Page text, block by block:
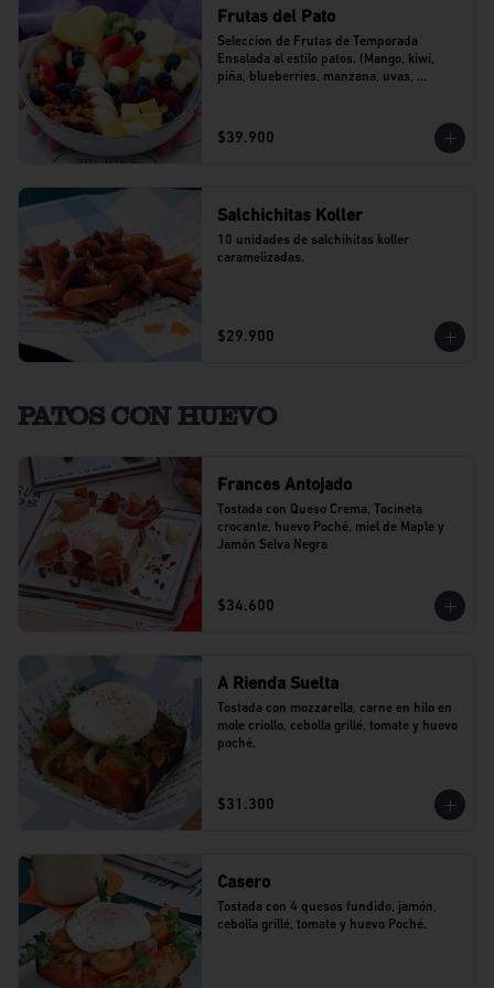
Frutas del Pato
Seleccion de Frutas de Temporada
Ensalada al estilo patos. (Mango, kiwi,
piña, blueberries, manzana, uvas,
$39.900
Salchichitas Koller
10 unidades de salchihitas koller
caramelizadas.
$29.900
PATOS CON HUEVO
Frances Antojado
Tostada con Queso Crema, Tocineta
crocante, huevo Poché, miel de Maple y
Jamón Selva Negra
$34.600
A Rienda Suelta
Tostada con mozzarella, carne en hilo en
mole criollo, cebolla grillé, tomate y huevo
poché.
$31.300
Casero
Tostada con 4 quesos fundido, jamón,
cebolla grillé, tomate y huevo Poché.